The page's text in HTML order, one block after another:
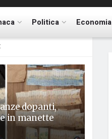
dopanti,
in manette
Politica Economia